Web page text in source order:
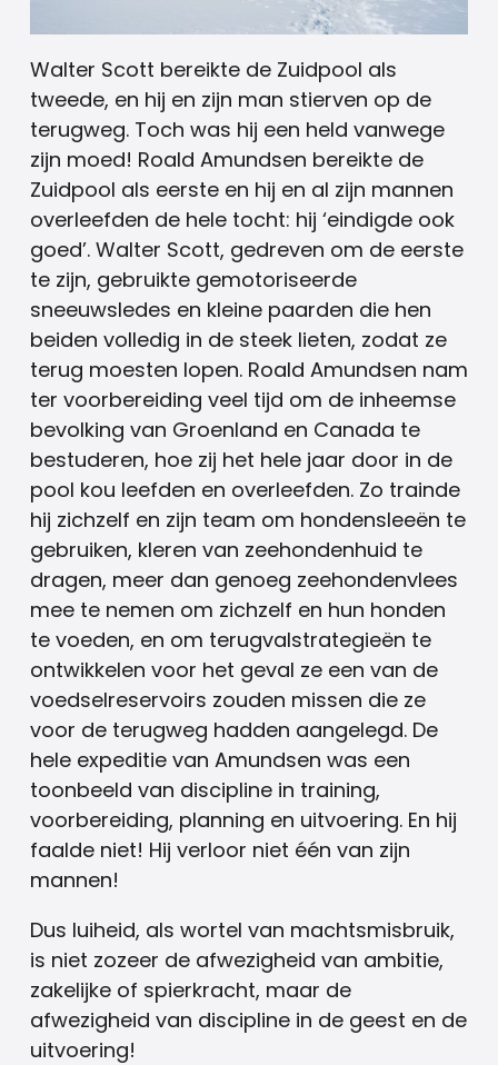
Walter Scott bereikte de Zuidpool als
tweede, en hij en zijn man stierven op de
terugweg. Toch was hij een held vanwege
zijn moed! Roald Amundsen bereikte de
Zuidpool als eerste en hij en al zijn mannen
overleefden de hele tocht: hij ‘eindigde ook
goed’. Walter Scott, gedreven om de eerste
te zijn, gebruikte gemotoriseerde
sneeuwsledes en kleine paarden die hen
beiden volledig in de steek lieten, zodat ze
terug moesten lopen. Roald Amundsen nam
ter voorbereiding veel tijd om de inheemse
bevolking van Groenland en Canada te
bestuderen, hoe zij het hele jaar door in de
pool kou leefden en overleefden. Zo trainde
hij zichzelf en zijn team om hondensleeën te
gebruiken, kleren van zeehondenhuid te
dragen, meer dan genoeg zeehondenvlees
mee te nemen om zichzelf en hun honden
te voeden, en om terugvalstrategieën te
ontwikkelen voor het geval ze een van de
voedselreservoirs zouden missen die ze
voor de terugweg hadden aangelegd. De
hele expeditie van Amundsen was een
toonbeeld van discipline in training,
voorbereiding, planning en uitvoering. En hij
faalde niet! Hij verloor niet één van zijn
mannen!
Dus luiheid, als wortel van machtsmisbruik,
is niet zozeer de afwezigheid van ambitie,
zakelijke of spierkracht, maar de
afwezigheid van discipline in de geest en de
uitvoering!